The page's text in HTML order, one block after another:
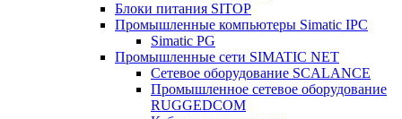
Блоки питания SITOP
Промышленные компьютеры Simatic IPC
Simatic PG
Промышленные сети SIMATIC NET
Сетевое оборудование SCALANCE
Промышленное сетевое оборудование
RUGGEDCOM